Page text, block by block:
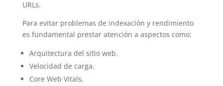
URLs.
Para evitar problemas de indexación y rendimiento
es fundamental prestar atención a aspectos como:
Arquitectura del sitio web.
Velocidad de carga.
Core Web Vitals.